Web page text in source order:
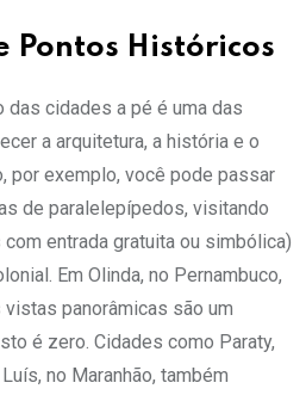
Pontos Históricos
das cidades a pé é uma das
a arquitetura, a história e o
por exemplo, você pode passar
de paralelepípedos, visitando
entrada gratuita ou simbólica)
Em Olinda, no Pernambuco,
panorâmicas são um
é zero. Cidades como Paraty,
no Maranhão, também